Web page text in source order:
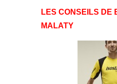
LES CONSEILS DE
MALATY